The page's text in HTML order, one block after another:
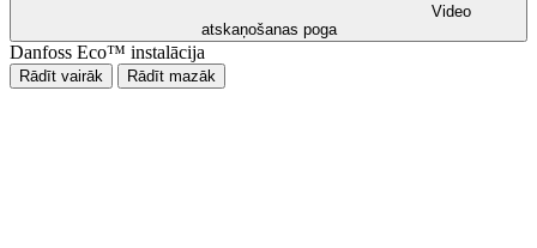
Video
atskaņošanas poga
Danfoss Eco™ instalācija
Rādīt vairāk Rādīt mazāk